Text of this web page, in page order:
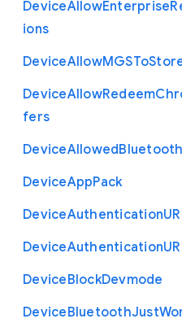
DeviceAllowEnterprise
ions
DeviceAllowMGSTo
DeviceAllowRedeem
fers
DeviceAllowedBluetooth
DeviceAppPack
DeviceAuthenticationUR
DeviceAuthenticationUR
DeviceBlockDevmode
DeviceBluetoothJust